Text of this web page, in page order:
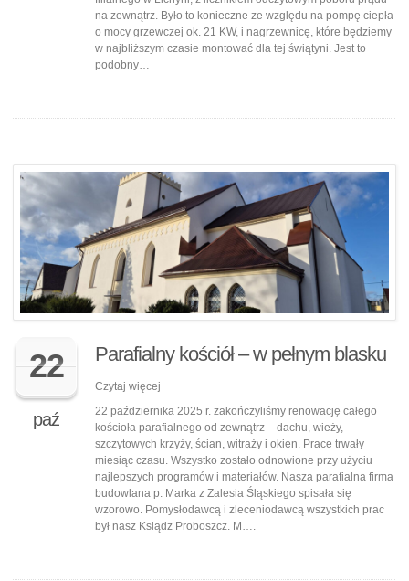
na zewnątrz. Było to konieczne ze względu na pompę ciepła
o mocy grzewczej ok. 21 KW, i nagrzewnicę, które będziemy
w najbliższym czasie montować dla tej świątyni. Jest to
podobny…
22
paź
Parafialny kościół – w pełnym blasku
Czytaj więcej
22 października 2025 r. zakończyliśmy renowację całego
kościoła parafialnego od zewnątrz – dachu, wieży,
szczytowych krzyży, ścian, witraży i okien. Prace trwały
miesiąc czasu. Wszystko zostało odnowione przy użyciu
najlepszych programów i materiałów. Nasza parafialna firma
budowlana p. Marka z Zalesia Śląskiego spisała się
wzorowo. Pomysłodawcą i zleceniodawcą wszystkich prac
był nasz Ksiądz Proboszcz. M….